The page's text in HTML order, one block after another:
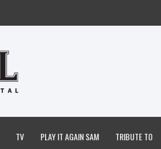
TV PLAY IT AGAIN SAM TRIBUTE TO